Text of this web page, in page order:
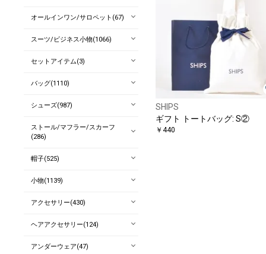
SHIPS
ギフト トートバッグ: S②
￥440
オールインワン/サロペット(67)
スーツ/ビジネス小物(1066)
セットアイテム(3)
バッグ(1110)
シューズ(987)
ストール/マフラー/スカーフ
(286)
帽子(525)
小物(1139)
アクセサリー(430)
ヘアアクセサリー(124)
アンダーウェア(47)